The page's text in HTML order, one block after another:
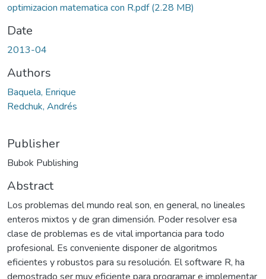
optimizacion matematica con R.pdf(2.28 MB)
Date
2013-04
Authors
Baquela, Enrique
Redchuk, Andrés
Publisher
Bubok Publishing
Abstract
Los problemas del mundo real son, en general, no lineales
enteros mixtos y de gran dimensión. Poder resolver esa
clase de problemas es de vital importancia para todo
profesional. Es conveniente disponer de algoritmos
eficientes y robustos para su resolución. El software R, ha